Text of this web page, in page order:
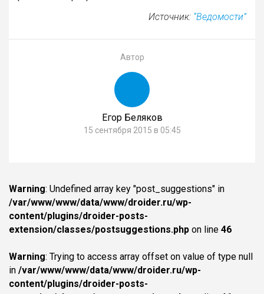
Источник: “Ведомости”
Автор
Егор Беляков
15 сентября 2015 в 05:45
Warning: Undefined array key "post_suggestions" in
/var/www/www/data/www/droider.ru/wp-
content/plugins/droider-posts-
extension/classes/postsuggestions.php on line 46
Warning: Trying to access array offset on value of type null
in /var/www/www/data/www/droider.ru/wp-
content/plugins/droider-posts-